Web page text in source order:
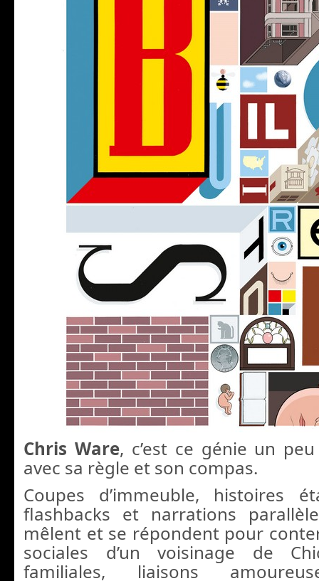
Chris Ware, c’est ce génie un
avec sa règle et son compas.
Coupes d’immeuble, histoires
flashbacks et narrations
mêlent et se répondent pour
sociales d’un voisinage de
familiales, liaisons